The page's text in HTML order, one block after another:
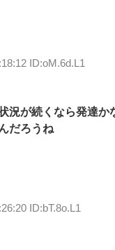
ID:oM.6d.L1
況が続くなら発達か
だろうね
ID:bT.8o.L1